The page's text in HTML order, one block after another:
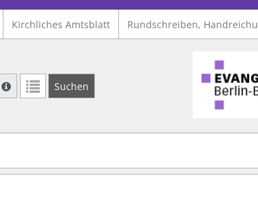
Kirchliches Amtsblatt Rundschreiben,
Suche mit Platzhalter "*", Bsp. Pfarrer*, findet auch:
Weitere Suchoperatoren finden Sie in unserer Hilfe.
Suchen
Logo Ev.